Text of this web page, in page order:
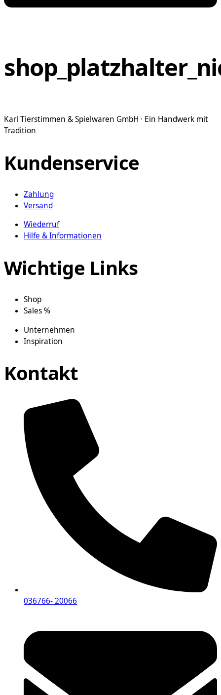
Karl Tierstimmen & Spielwaren GmbH · Ein Handwerk mit
Tradition
Kundenservice
Zahlung
Versand
Wiederruf
Hilfe & Informationen
Wichtige Links
Shop
Sales %
Unternehmen
Inspiration
Kontakt
036766- 20066